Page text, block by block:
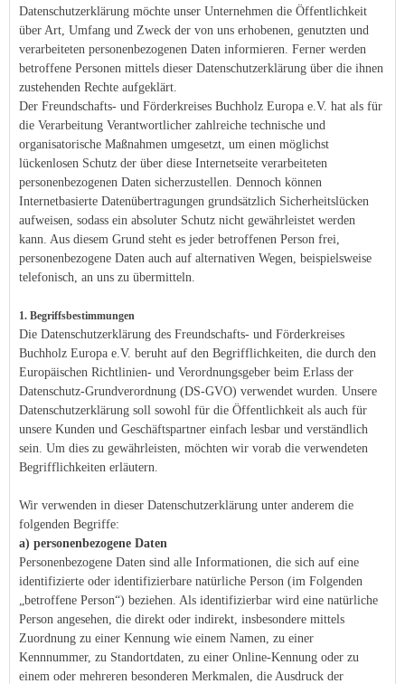
Datenschutzerklärung möchte unser Unternehmen die Öffentlichkeit
über Art, Umfang und Zweck der von uns erhobenen, genutzten und
verarbeiteten personenbezogenen Daten informieren. Ferner werden
betroffene Personen mittels dieser Datenschutzerklärung über die ihnen
zustehenden Rechte aufgeklärt.
Der Freundschafts- und Förderkreises Buchholz Europa e.V. hat als für
die Verarbeitung Verantwortlicher zahlreiche technische und
organisatorische Maßnahmen umgesetzt, um einen möglichst
lückenlosen Schutz der über diese Internetseite verarbeiteten
personenbezogenen Daten sicherzustellen. Dennoch können
Internetbasierte Datenübertragungen grundsätzlich Sicherheitslücken
aufweisen, sodass ein absoluter Schutz nicht gewährleistet werden
kann. Aus diesem Grund steht es jeder betroffenen Person frei,
personenbezogene Daten auch auf alternativen Wegen, beispielsweise
telefonisch, an uns zu übermitteln.
1. Begriffsbestimmungen
​Die Datenschutzerklärung des Freundschafts- und Förderkreises
Buchholz Europa e.V. beruht auf den Begrifflichkeiten, die durch den
Europäischen Richtlinien- und Verordnungsgeber beim Erlass der
Datenschutz-Grundverordnung (DS-GVO) verwendet wurden. Unsere
Datenschutzerklärung soll sowohl für die Öffentlichkeit als auch für
unsere Kunden und Geschäftspartner einfach lesbar und verständlich
sein. Um dies zu gewährleisten, möchten wir vorab die verwendeten
Begrifflichkeiten erläutern.
Wir verwenden in dieser Datenschutzerklärung unter anderem die
folgenden Begriffe:
a) personenbezogene Daten
Personenbezogene Daten sind alle Informationen, die sich auf eine
identifizierte oder identifizierbare natürliche Person (im Folgenden
„betroffene Person“) beziehen. Als identifizierbar wird eine natürliche
Person angesehen, die direkt oder indirekt, insbesondere mittels
Zuordnung zu einer Kennung wie einem Namen, zu einer
Kennnummer, zu Standortdaten, zu einer Online-Kennung oder zu
einem oder mehreren besonderen Merkmalen, die Ausdruck der